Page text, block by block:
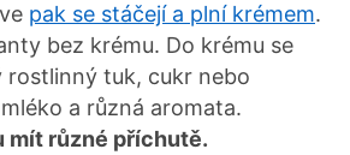
pak se stáčejí a plní krémem.
bez krému. Do krému se
rostlinný tuk, cukr nebo
a různá aromata.
mít různé příchutě.